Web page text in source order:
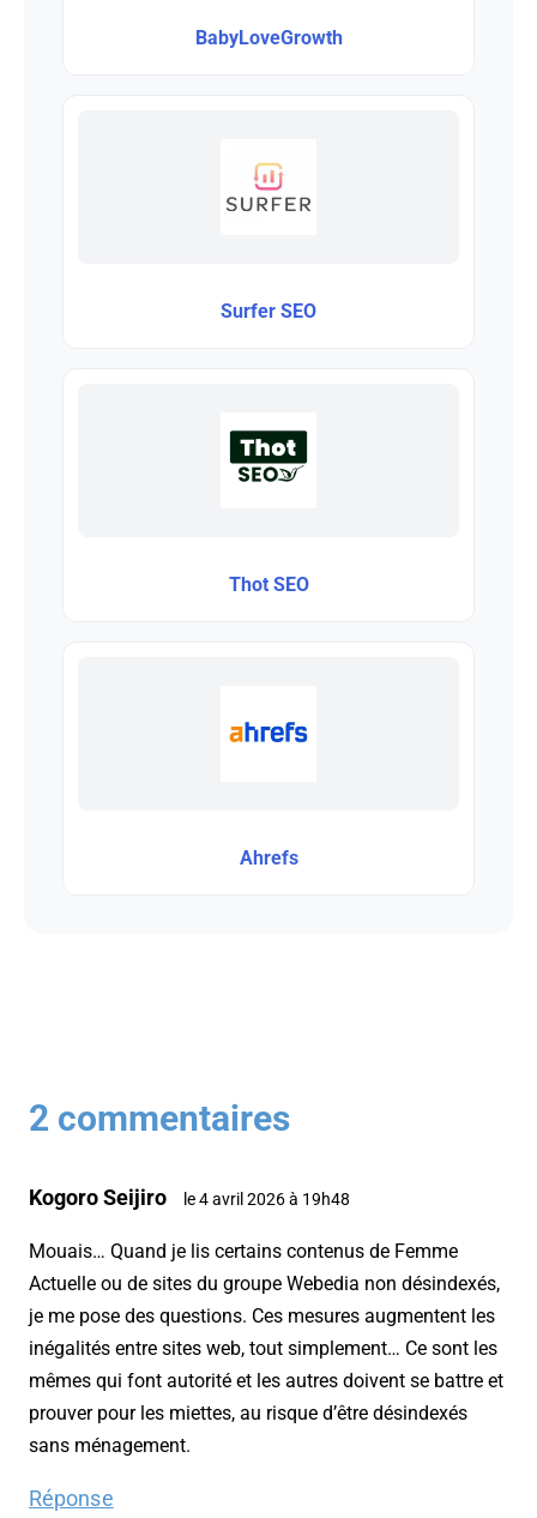
BabyLoveGrowth
Surfer SEO
Thot SEO
Ahrefs
2 commentaires
Kogoro Seijiro le 4 avril 2026 à 19h48
Mouais… Quand je lis certains contenus de Femme
Actuelle ou de sites du groupe Webedia non désindexés,
je me pose des questions. Ces mesures augmentent les
inégalités entre sites web, tout simplement… Ce sont les
mêmes qui font autorité et les autres doivent se battre et
prouver pour les miettes, au risque d’être désindexés
sans ménagement.
Réponse